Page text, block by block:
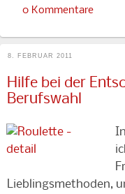
0 Kommentare
8. FEBRUAR 2011
Hilfe bei der
Berufswahl
Lieblingsmethoden,